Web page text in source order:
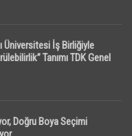
Üniversitesi İş Birliğiyle
Tanımı TDK Genel
Doğru Boya Seçimi